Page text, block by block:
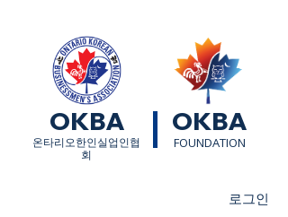
OKBA OKBA
​온타리오한인실업인협
회
FOUNDATION
로그인